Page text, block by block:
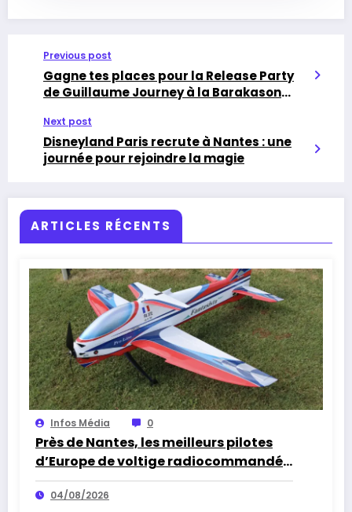
Previous post
Gagne tes places pour la Release Party
de Guillaume Journey à la Barakason
Next post
Disneyland Paris recrute à Nantes : une
journée pour rejoindre la magie
ARTICLES RÉCENTS
Infos Média 0
Près de Nantes, les meilleurs pilotes
d’Europe de voltige radiocommandée
attendus à Sèvremoine
04/08/2026